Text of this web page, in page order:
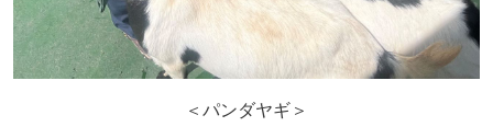
＜パンダヤギ＞